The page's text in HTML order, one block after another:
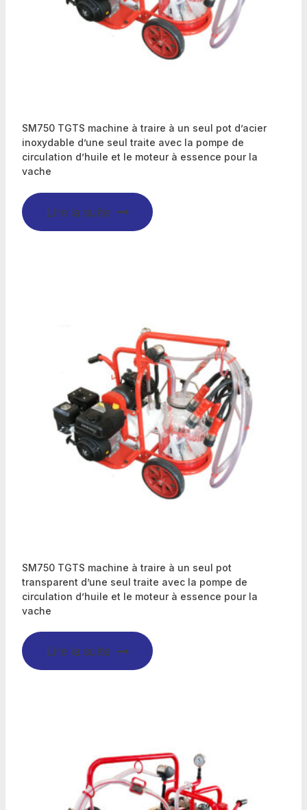
SM750 TGTS machine à traire à un seul pot d’acier
inoxydable d’une seul traite avec la pompe de
circulation d’huile et le moteur à essence pour la
vache
Lire la suite
SM750 TGTS machine à traire à un seul pot
transparent d’une seul traite avec la pompe de
circulation d’huile et le moteur à essence pour la
vache
Lire la suite